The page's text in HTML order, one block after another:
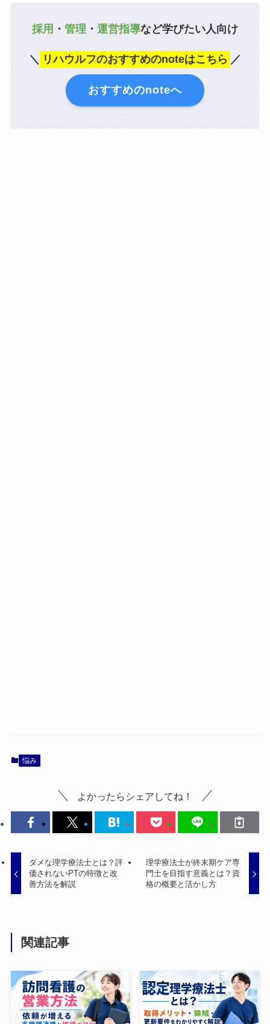
採用 ・ 管理 ・ 運営指導など学びたい人向け
＼ リハウルフのおすすめのnoteはこちら ／
おすすめのnoteへ
悩み
よかったらシェアしてね！
ダメな理学療法士とは？評
価されないPTの特徴と改
善方法を解説
理学療法士が終末期ケア専
門士を目指す意義とは？資
格の概要と活かし方
関連記事